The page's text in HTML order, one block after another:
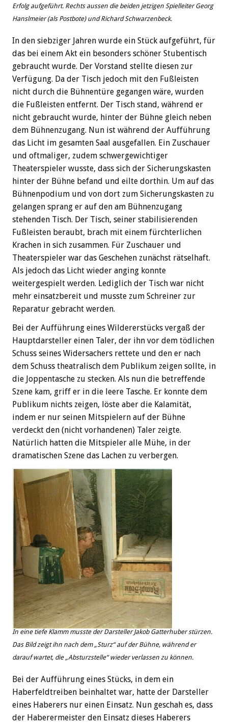
Erfolg aufgeführt. Rechts aussen die beiden jetzigen Spielleiter Georg
Hanslmeier (als Postbote) und Richard Schwarzenbeck.
In den siebziger Jahren wurde ein Stück aufgeführt, für
das bei einem Akt ein besonders schöner Stubentisch
gebraucht wurde. Der Vorstand stellte diesen zur
Verfügung. Da der Tisch jedoch mit den Fußleisten
nicht durch die Bühnentüre gegangen wäre, wurden
die Fußleisten entfernt. Der Tisch stand, während er
nicht gebraucht wurde, hinter der Bühne gleich neben
dem Bühnenzugang. Nun ist während der Aufführung
das Licht im gesamten Saal ausgefallen. Ein Zuschauer
und oftmaliger, zudem schwergewichtiger
Theaterspieler wusste, dass sich der Sicherungskasten
hinter der Bühne befand und eilte dorthin. Um auf das
Bühnenpodium und von dort zum Sicherungskasten zu
gelangen sprang er auf den am Bühnenzugang
stehenden Tisch. Der Tisch, seiner stabilisierenden
Fußleisten beraubt, brach mit einem fürchterlichen
Krachen in sich zusammen. Für Zuschauer und
Theaterspieler war das Geschehen zunächst rätselhaft.
Als jedoch das Licht wieder anging konnte
weitergespielt werden. Lediglich der Tisch war nicht
mehr einsatzbereit und musste zum Schreiner zur
Reparatur gebracht werden.
Bei der Aufführung eines Wildererstücks vergaß der
Hauptdarsteller einen Taler, der ihn vor dem tödlichen
Schuss seines Widersachers rettete und den er nach
dem Schuss theatralisch dem Publikum zeigen sollte, in
die Joppentasche zu stecken. Als nun die betreffende
Szene kam, griff er in die leere Tasche. Er konnte dem
Publikum nichts zeigen, löste aber die Kalamität,
indem er nur seinen Mitspielern auf der Bühne
verdeckt den (nicht vorhandenen) Taler zeigte.
Natürlich hatten die Mitspieler alle Mühe, in der
dramatischen Szene das Lachen zu verbergen.
In eine tiefe Klamm musste der Darsteller Jakob Gatterhuber stürzen.
Das Bild zeigt ihn nach dem „Sturz“ auf der Bühne, während er
darauf wartet, die „Absturzstelle“ wieder verlassen zu können.
Bei der Aufführung eines Stücks, in dem ein
Haberfeldtreiben beinhaltet war, hatte der Darsteller
eines Haberers nur einen Einsatz. Nun geschah es, dass
der Haberermeister den Einsatz dieses Haberers